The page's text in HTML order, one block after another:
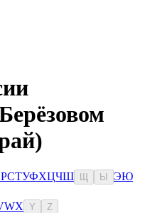
РСТУФХЦЧШ Ы ЭЮ
WX Y Z